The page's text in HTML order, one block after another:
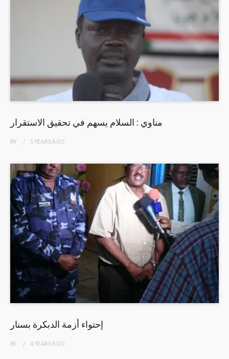
مناوي : السلام يسهم في تحقيق الاستقرار
BY 5 YEARSAGO
إحتواء أزمة الدبكرة بسنار
BY 4 YEARSAGO